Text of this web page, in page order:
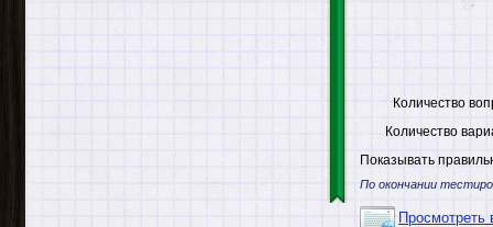
Количество
Количество
Показывать
По окончании
Просмотреть